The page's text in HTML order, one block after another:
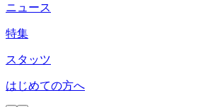
ニュース
特集
スタッツ
はじめての方へ